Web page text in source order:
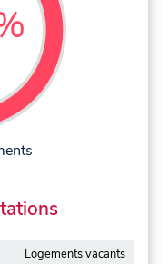
Logements vacants